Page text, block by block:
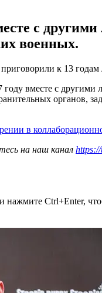
с
военных.
к 13
вместе с
органов,
в
на наш канал
Ctrl+Enter,